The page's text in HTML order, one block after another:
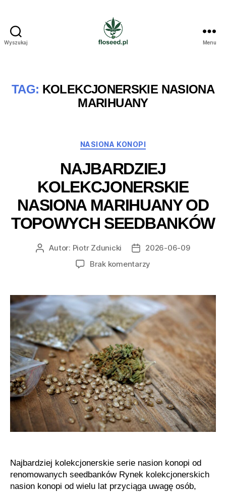
Wyszukaj Menu
TAG: KOLEKCJONERSKIE NASIONA
MARIHUANY
Kategorie
NASIONA KONOPI
NAJBARDZIEJ
KOLEKCJONERSKIE
NASIONA MARIHUANY OD
TOPOWYCH SEEDBANKÓW
AutorAutor: Piotr Zdunicki
Data2026-06-09
Brak komentarzy
nasiona
marihuany
od
topowych
seedbanków
Najbardziej kolekcjonerskie serie nasion konopi od
renomowanych seedbanków Rynek kolekcjonerskich
nasion konopi od wielu lat przyciąga uwagę osób,